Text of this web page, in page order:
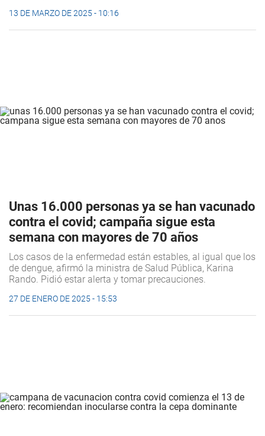
13 DE MARZO DE 2025 - 10:16
Unas 16.000 personas ya se han vacunado
contra el covid; campaña sigue esta
semana con mayores de 70 años
Los casos de la enfermedad están estables, al igual que los
de dengue, afirmó la ministra de Salud Pública, Karina
Rando. Pidió estar alerta y tomar precauciones.
27 DE ENERO DE 2025 - 15:53